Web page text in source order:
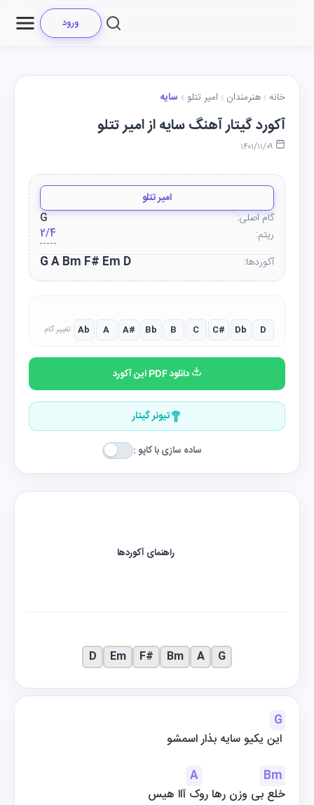
ورود
خانه هنرمندان امیر تتلو سایه
آکورد گیتار آهنگ سایه از امیر تتلو
امیر تتلو
گام اصلی:
G
ریتم:
2/4
آکوردها:
G A Bm F# Em D
تغییر گام: Ab A A# Bb B C C# Db D
دانلود PDF این آکورد
تیونر گیتار
ساده سازی با کاپو :
G
A
Bm
خلع بی وزن رها روک آاا هیس
راهنمای آکوردها
G
A
Bm
F#
Em
D